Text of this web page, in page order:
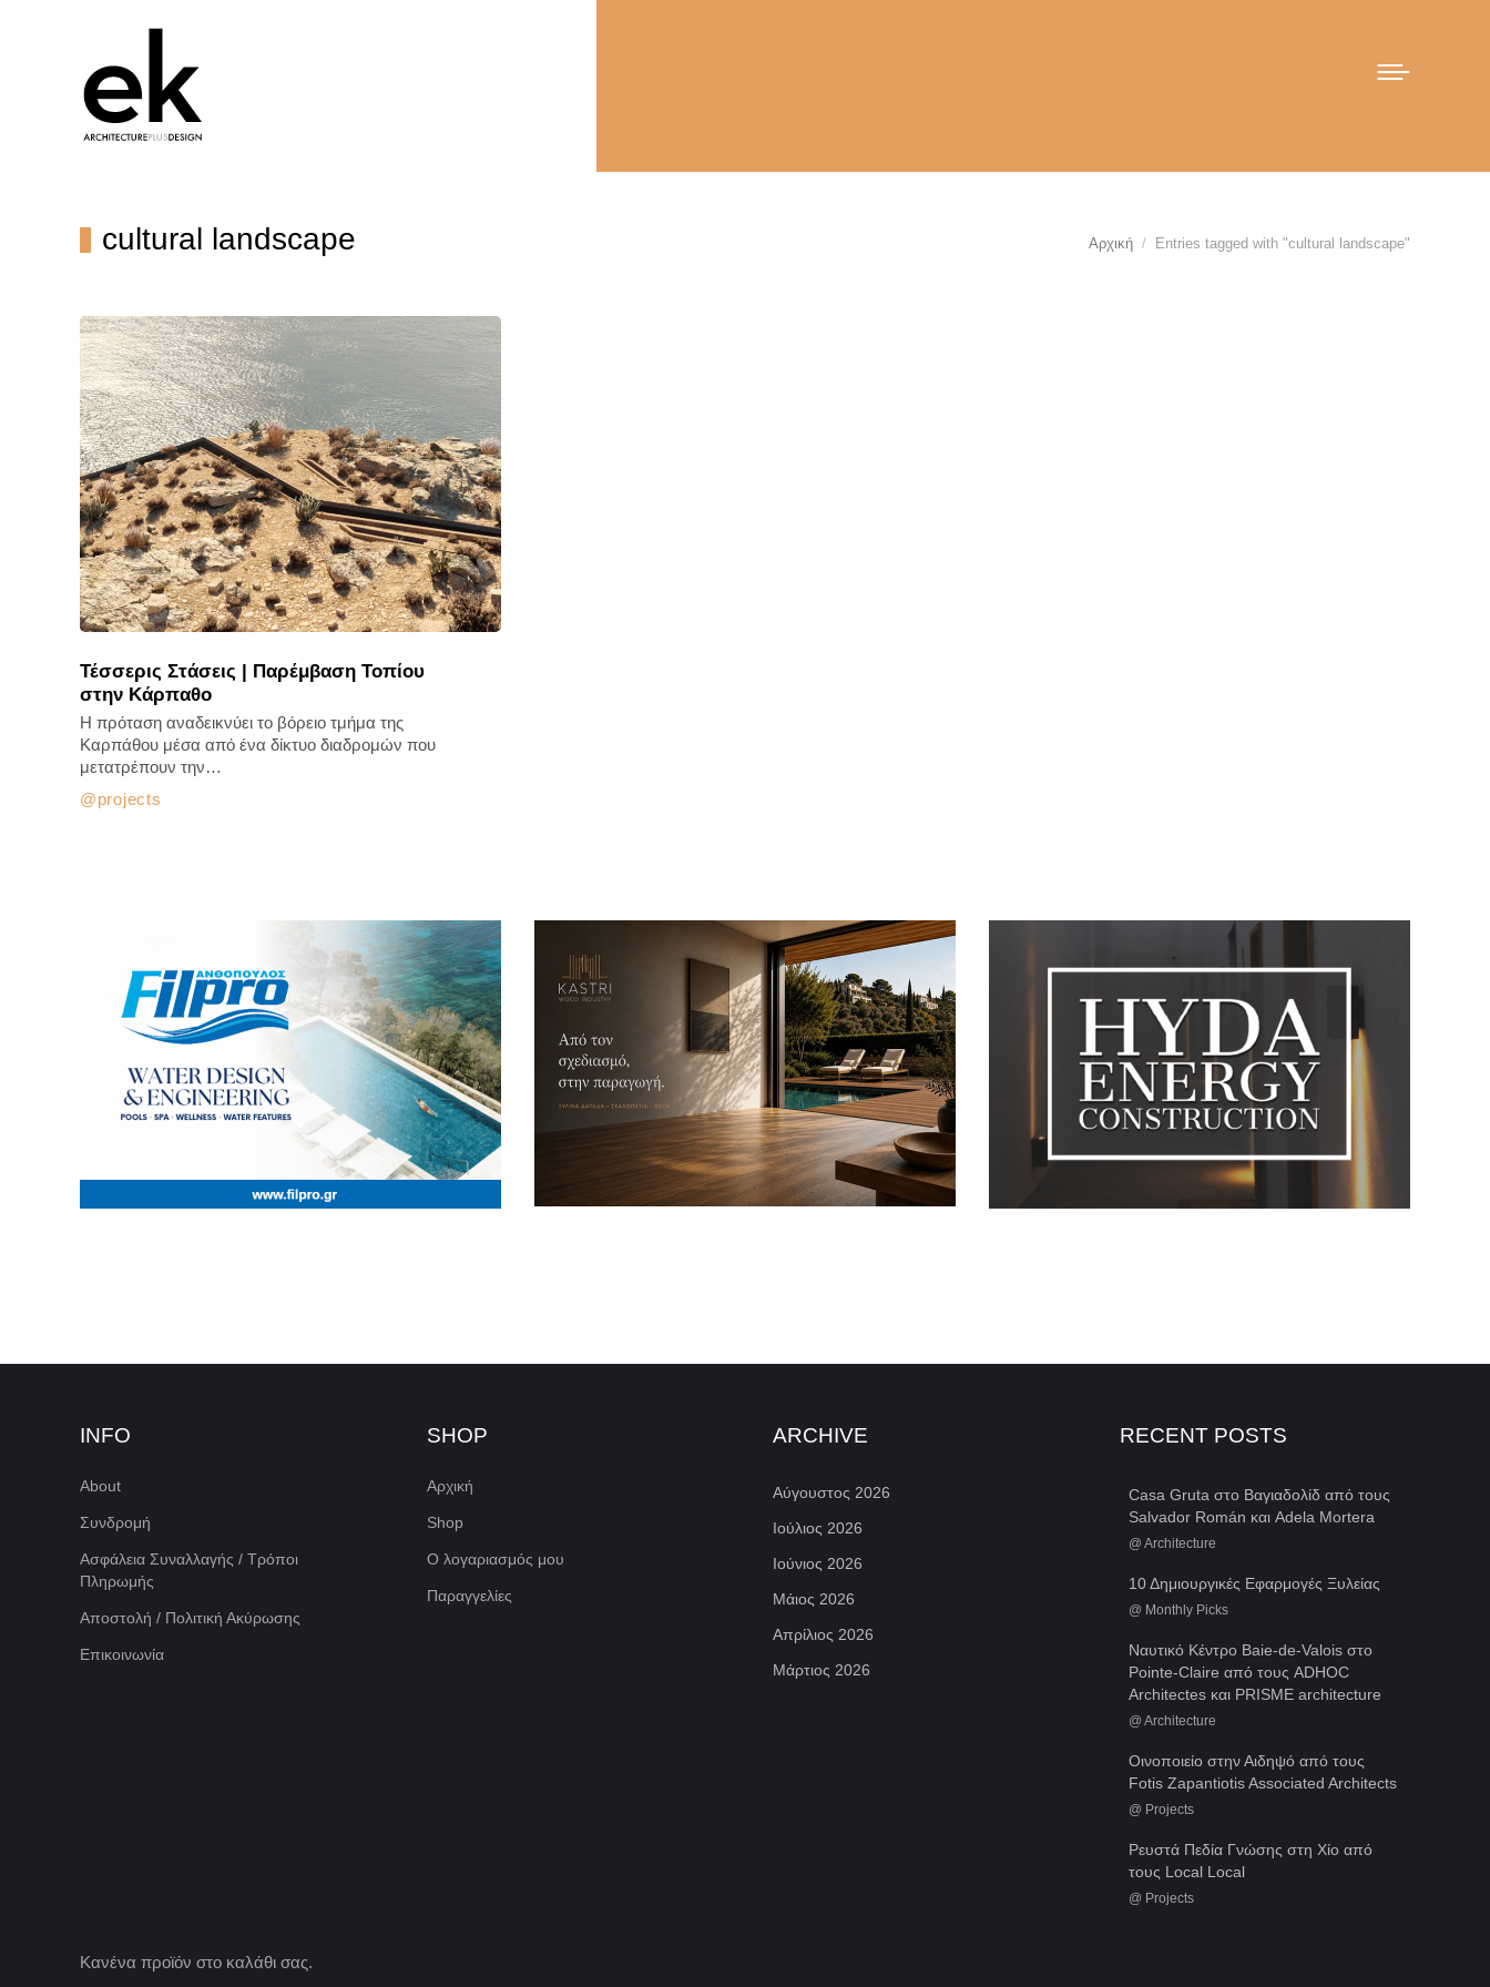
cultural landscape You are here:
Αρχική Entries tagged with "cultural landscape"
Τέσσερις Στάσεις | Παρέμβαση Τοπίου
στην Κάρπαθο
projects
Η πρόταση αναδεικνύει το βόρειο τμήμα της
Καρπάθου μέσα από ένα δίκτυο διαδρομών που
μετατρέπουν την…
INFO
About
Συνδρομή
Ασφάλεια Συναλλαγής / Τρόποι
Πληρωμής
Αποστολή / Πολιτική Ακύρωσης
Επικοινωνία
SHOP
Αρχική
Shop
Ο λογαριασμός μου
Παραγγελίες
ARCHIVE
Αύγουστος 2026
Ιούλιος 2026
Ιούνιος 2026
Μάιος 2026
Απρίλιος 2026
Μάρτιος 2026
RECENT POSTS
Casa Gruta στο Βαγιαδολίδ από τους
Salvador Román και Adela Mortera
@ Architecture
10 Δημιουργικές Εφαρμογές Ξυλείας
@ Monthly Picks
Ναυτικό Κέντρο Baie-de-Valois στο
Pointe-Claire από τους ADHOC
Architectes και PRISME architecture
@ Architecture
Οινοποιείο στην Αιδηψό από τους
Fotis Zapantiotis Associated Architects
@ Projects
Ρευστά Πεδία Γνώσης στη Χίο από
τους Local Local
@ Projects
Κανένα προϊόν στο καλάθι σας.